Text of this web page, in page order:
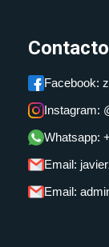
Facebook:
Instagram:
Whatsapp:
Email:
Email: